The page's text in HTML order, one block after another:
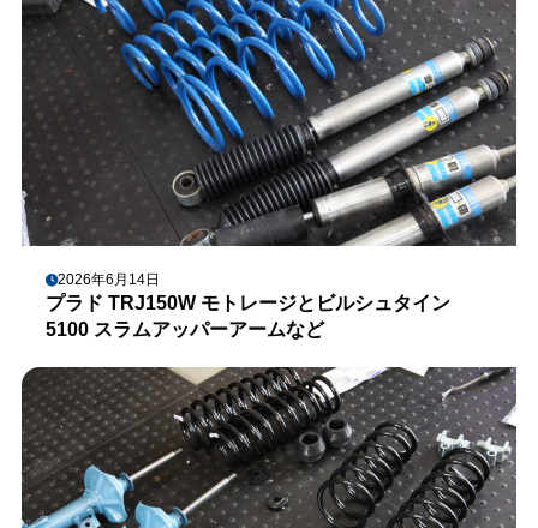
2026年6月14日
プラド TRJ150W モトレージとビルシュタイン
5100 スラムアッパーアームなど